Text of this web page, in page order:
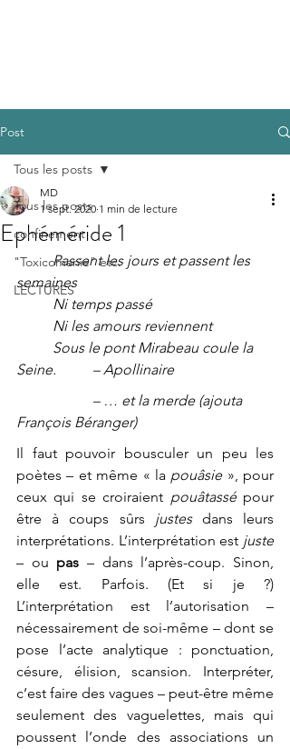
Post
Tous les posts
confinement
"Toxicomanie" etc.
LECTURES
Tous les posts
Ephéméride 1
MD
1 sept. 2020 1 min de lecture
Passent les jours et passent les
Sous le pont Mirabeau coule la
Seine.	 – Apollinaire
– … et la merde (ajouta
François Béranger)
Il faut pouvoir bousculer un peu les
poètes – et même « la pouâsie », pour
ceux qui se croiraient pouâtassé pour
être à coups sûrs justes dans leurs
interprétations. L’interprétation est juste
– ou pas – dans l’après-coup. Sinon,
elle est. Parfois. (Et si je ?)
L’interprétation est l’autorisation –
nécessairement de soi-même – dont se
pose l’acte analytique : ponctuation,
césure, élision, scansion. Interpréter,
c’est faire des vagues – peut-être même
seulement des vaguelettes, mais qui
poussent l’onde des associations un